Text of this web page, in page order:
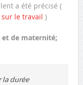
a été précisé (
le travail )
et de maternité;
la durée